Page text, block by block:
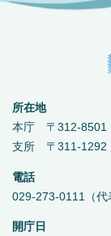
所在地
本庁 〒312-8501
支所 〒311-1292
電話
029-273-0111（代
開庁日